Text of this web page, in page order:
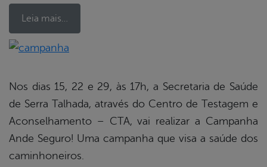
Leia mais…
Nos dias 15, 22 e 29, às 17h, a Secretaria de Saúde
de Serra Talhada, através do Centro de Testagem e
Aconselhamento – CTA, vai realizar a Campanha
Ande Seguro! Uma campanha que visa a saúde dos
caminhoneiros.